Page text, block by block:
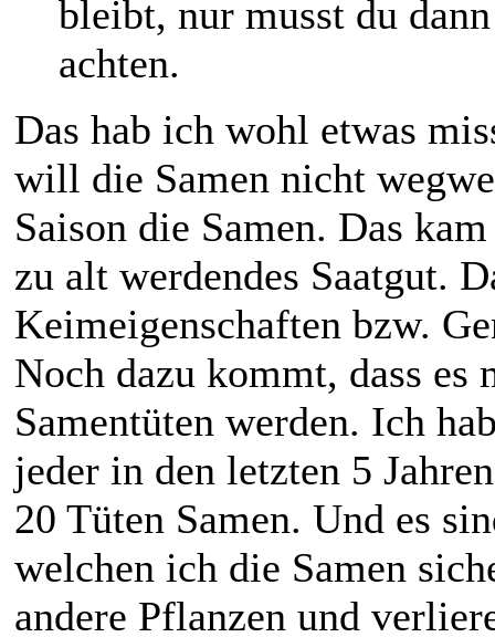
bleibt, nur musst du
achten.
Das hab ich wohl etwas
will die Samen nicht
Saison die Samen. Das
zu alt werdendes Saatgut.
Keimeigenschaften bzw.
Noch dazu kommt, dass
Samentüten werden. Ich
jeder in den letzten 5
20 Tüten Samen. Und es
welchen ich die Samen
andere Pflanzen und